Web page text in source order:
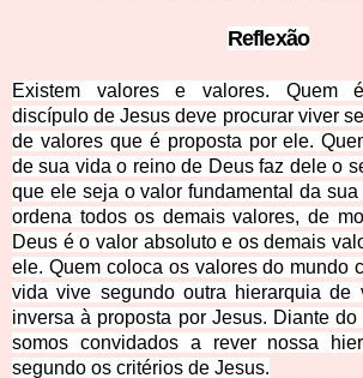
Reflexão
Existem valores e valores. Quem é
discípulo de Jesus deve procurar viver
de valores que é proposta por ele.
de sua vida o reino de Deus faz dele o
que ele seja o valor fundamental da
ordena todos os demais valores, de
Deus é o valor absoluto e os demais
ele. Quem coloca os valores do mundo
vida vive segundo outra hierarquia de
inversa à proposta por Jesus. Diante
somos convidados a rever nossa
segundo os critérios de Jesus.